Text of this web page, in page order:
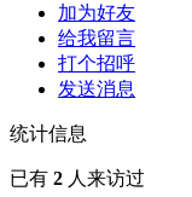
加为好友
给我留言
打个招呼
发送消息
统计信息
已有 2 人来访过